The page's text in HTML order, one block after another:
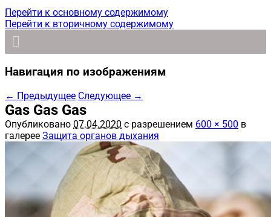
Перейти к основному содержимому
Перейти к вторичному содержимому
Навигация по изображениям
← Предыдущее Следующее →
Gas Gas Gas
Опубликовано 07.04.2020 с разрешением 600 × 500 в
галерее Защита органов дыхания